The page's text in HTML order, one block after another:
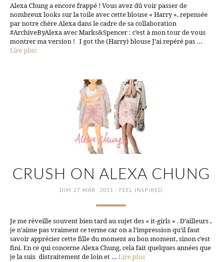
Alexa Chung a encore frappé ! Vous avez dû voir passer de
nombreux looks sur la toile avec cette blouse « Harry », repensée
par notre chère Alexa dans le cadre de sa collaboration
#ArchiveByAlexa avec Marks&Spencer : c’est à mon tour de vous
montrer ma version ! I got the (Harry) blouse J’ai repéré pas …
Lire plus
CRUSH ON ALEXA CHUNG
DIM 27 MAR, 2011 · FEEL INSPIRED
Je me réveille souvent bien tard au sujet des « it-girls » . D’ailleurs ,
je n’aime pas vraiment ce terme car on a l’impression qu’il faut
savoir apprécier cette fille du moment au bon moment, sinon c’est
fini. En ce qui concerne Alexa Chung, cela fait quelques années que
je la suis distraitement de loin et … Lire plus